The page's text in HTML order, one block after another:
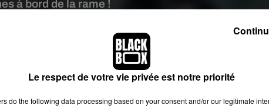
à bord de la rame !
qui devrait bientôt voir le jour dans les
d'événementiel d'Oversize Events, comme le relate
clubs échangistes restent fermés jusqu'à nouvel ordre. "
Le respect de votre vie privée est notre priorité
do the following data processing based on your consent and/or our legitimate